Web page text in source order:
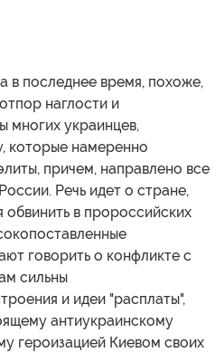
в последнее время, похоже,
наглости и
многих украинцев,
которые намеренно
причем, направлено все
Речь идет о стране,
в пророссийских
говорить о конфликте с
сильны
и идеи "расплаты",
антиукраинскому
героизацией Киевом своих